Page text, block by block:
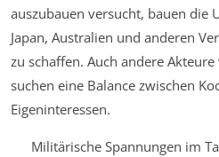
auszubauen versucht, bauen die
Japan, Australien und anderen
zu schaffen. Auch andere
suchen eine Balance zwischen
Eigeninteressen.
Militärische Spannungen im